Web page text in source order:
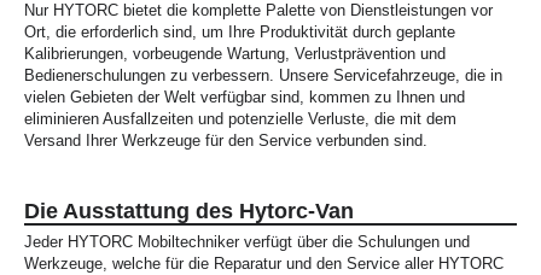
Nur HYTORC bietet die komplette Palette von Dienstleistungen vor
Ort, die erforderlich sind, um Ihre Produktivität durch geplante
Kalibrierungen, vorbeugende Wartung, Verlustprävention und
Bedienerschulungen zu verbessern. Unsere Servicefahrzeuge, die in
vielen Gebieten der Welt verfügbar sind, kommen zu Ihnen und
eliminieren Ausfallzeiten und potenzielle Verluste, die mit dem
Versand Ihrer Werkzeuge für den Service verbunden sind.
Die Ausstattung des Hytorc-Van
Jeder HYTORC Mobiltechniker verfügt über die Schulungen und
Werkzeuge, welche für die Reparatur und den Service aller HYTORC